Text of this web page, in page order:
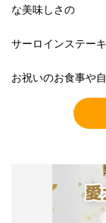
な美味しさの
サーロインステー
お祝いのお食事や